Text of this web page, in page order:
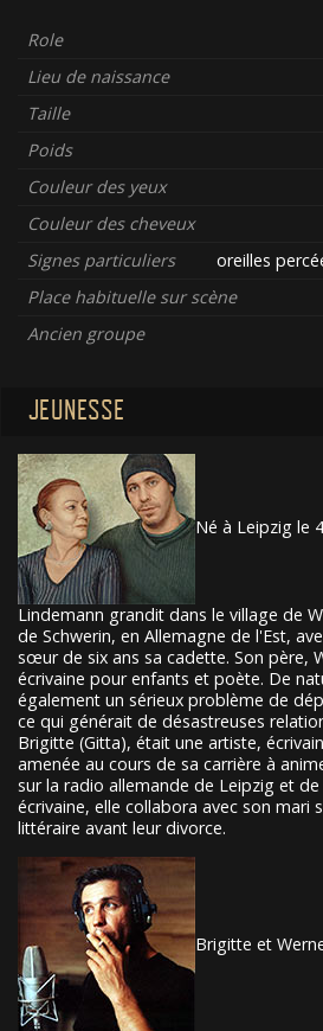
Role
Lieu de naissance
Taille
Poids
Couleur des yeux
Couleur des cheveux
Signes particuliers
oreilles
Place habituelle sur scène
Ancien groupe
JEUNESSE
Né à Leipzig le
Lindemann grandit dans le village de
de Schwerin, en Allemagne de l'Est,
sœur de six ans sa cadette. Son père,
écrivaine pour enfants et poète. De
également un sérieux problème de
ce qui générait de désastreuses
Brigitte (Gitta), était une artiste,
amenée au cours de sa carrière à
sur la radio allemande de Leipzig et
écrivaine, elle collabora avec son mari
littéraire avant leur divorce.
Brigitte et